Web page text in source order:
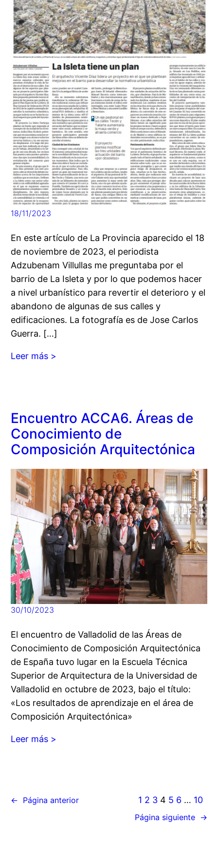
18/11/2023
En este artículo de La Provincia aparecido el 18
de noviembre de 2023, el periodista
Adzubenam Villullas me preguntaba por el
barrio de La Isleta y por lo que podemos hacer
a nivel urbanístico para revertir el deterioro y el
abandono de algunas de sus calles y
edificaciones. La fotografía es de Jose Carlos
Guerra. […]
Leer más >
Encuentro ACCA6. Áreas de
Conocimiento de
Composición Arquitectónica
30/10/2023
El encuentro de Valladolid de las Áreas de
Conocimiento de Composición Arquitectónica
de España tuvo lugar en la Escuela Técnica
Superior de Arquitectura de la Universidad de
Valladolid en octubre de 2023, bajo el título:
«Los resultados de aprendizaje en el área de
Composición Arquitectónica»
Leer más >
← Página anterior 1 2 3 4 5 6 … 10
Página siguiente →